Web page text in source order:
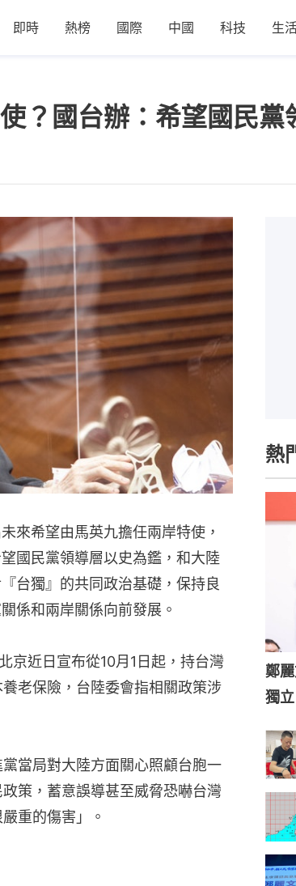
即時 熱榜 國際 中國 科技 生
？國台辦：希望國民黨
來希望由馬英九擔任兩岸特使，
國民黨領導層以史為鑑，和大陸
台獨』的共同政治基礎，保持良
係和兩岸關係向前發展。
京近日宣布從10月1日起，持台灣
老保險，台陸委會指相關政策涉
當局對大陸方面關心照顧台胞一
策，蓄意誤導甚至威脅恐嚇台灣
重的傷害」。
熱
鄭
獨